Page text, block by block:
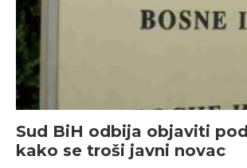
Sud BiH odbija objaviti
kako se troši javni novac